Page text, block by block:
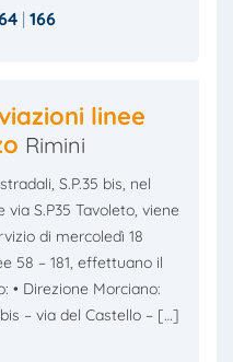
166
linee
Rimini
S.P.35 bis, nel
S.P35 Tavoleto, viene
di mercoledì 18
58 – 181, effettuano il
• Direzione Morciano:
– via del Castello – […]